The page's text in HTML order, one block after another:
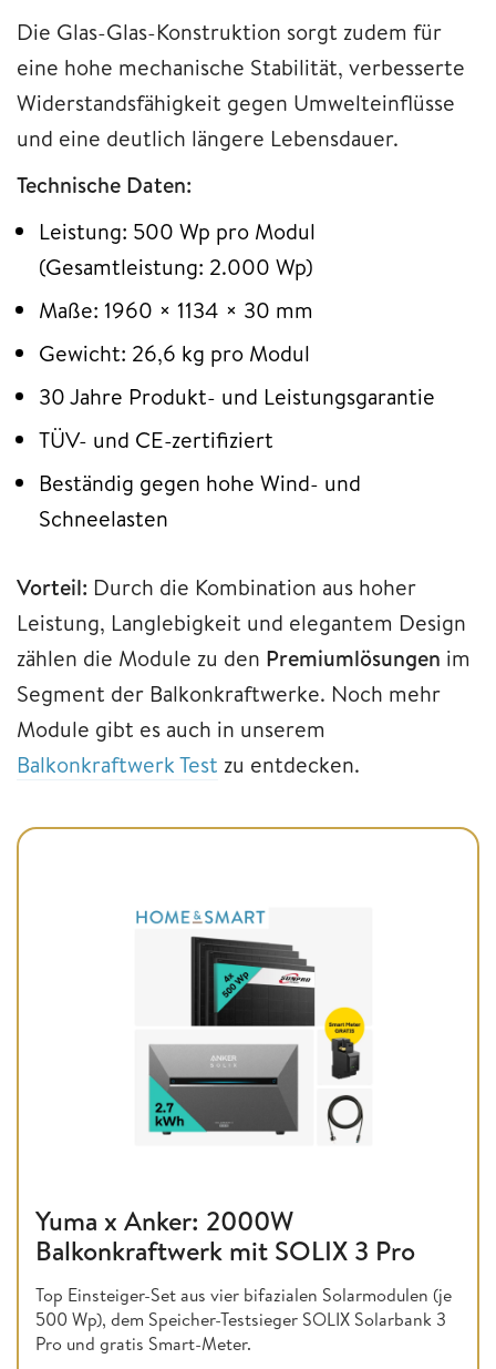
Die Glas-Glas-Konstruktion sorgt zudem für
eine hohe mechanische Stabilität, verbesserte
Widerstandsfähigkeit gegen Umwelteinflüsse
und eine deutlich längere Lebensdauer.
Technische Daten:
Leistung: 500 Wp pro Modul
(Gesamtleistung: 2.000 Wp)
Maße: 1960 × 1134 × 30 mm
Gewicht: 26,6 kg pro Modul
30 Jahre Produkt- und Leistungsgarantie
TÜV- und CE-zertifiziert
Beständig gegen hohe Wind- und
Schneelasten
Vorteil: Durch die Kombination aus hoher
Leistung, Langlebigkeit und elegantem Design
zählen die Module zu den Premiumlösungen im
Segment der Balkonkraftwerke. Noch mehr
Module gibt es auch in unserem
Balkonkraftwerk Test zu entdecken.
Yuma x Anker: 2000W
Balkonkraftwerk mit SOLIX 3 Pro
Top Einsteiger-Set aus vier bifazialen Solarmodulen (je
500 Wp), dem Speicher-Testsieger SOLIX Solarbank 3
Pro und gratis Smart-Meter.